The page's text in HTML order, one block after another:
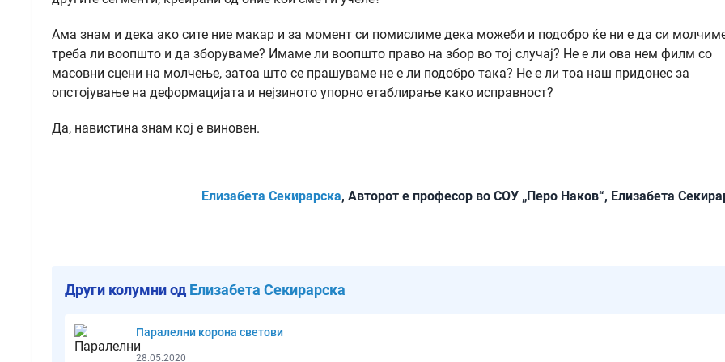
Ама знам и дека ако сите ние макар и за момент си помислиме дека можеби и подобро ќе ни е да си
треба ли воопшто и да зборуваме? Имаме ли воопшто право на збор во тој случај? Не е ли ова нем филм со
масовни сцени на молчење, затоа што се прашуваме не е ли подобро така? Не е ли тоа наш придонес за
опстојување на деформацијата и нејзиното упорно етаблирање како исправност?
Да, навистина знам кој е виновен.
Елизабета Секирарска, Авторот е професор во СОУ „Перо Наков“, Елизабета
Други колумни од Елизабета Секирарска
Паралелни корона светови
28.05.2020